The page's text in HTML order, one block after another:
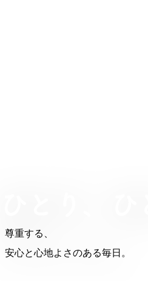
尊重する、
安心と心地よさのある毎日。